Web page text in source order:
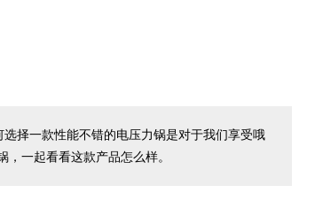
择一款性能不错的电压力锅是对于我们享受哦
，一起看看这款产品怎么样。